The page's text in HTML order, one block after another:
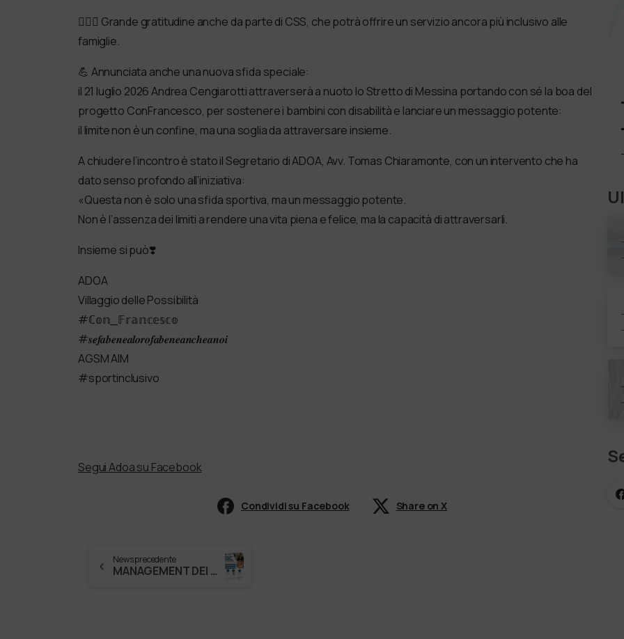
🤽🏻‍♂️ Grande gratitudine anche da parte di CSS, che potrà offrire un servizio ancora più inclusivo alle
famiglie.
💪 Annunciata anche una nuova sfida speciale:
il 21 luglio 2026 Andrea Cengiarotti attraverserà a nuoto lo Stretto di Messina portando con sé la boa del
progetto ConFrancesco, per sostenere i bambini con disabilità e lanciare un messaggio potente:
il limite non è un confine, ma una soglia da attraversare insieme.
A chiudere l’incontro è stato il Segretario di ADOA, Avv. Tomas Chiaramonte, con un intervento che ha
dato senso profondo all’iniziativa:
«Questa non è solo una sfida sportiva, ma un messaggio potente.
Non è l’assenza dei limiti a rendere una vita piena e felice, ma la capacità di attraversarli.
Insieme si può❣️
ADOA
Villaggio delle Possibilità
#ℂ𝕠𝕟_𝔽𝕣𝕒𝕟𝕔𝕖𝕤𝕔𝕠
#𝒔𝒆𝒇𝒂𝒃𝒆𝒏𝒆𝒂𝒍𝒐𝒓𝒐𝒇𝒂𝒃𝒆𝒏𝒆𝒂𝒏𝒄𝒉𝒆𝒂𝒏𝒐𝒊
AGSM AIM
#sportinclusivo
Segui Adoa su Facebook
Condividi su Facebook Share on X
News precedente
MANAGEMENT DEI SERVIZI SOCIOSANITARI MASTER UNIVERSITARIO Un progetto formativo qualificato e innovativo per formare oggi manager …